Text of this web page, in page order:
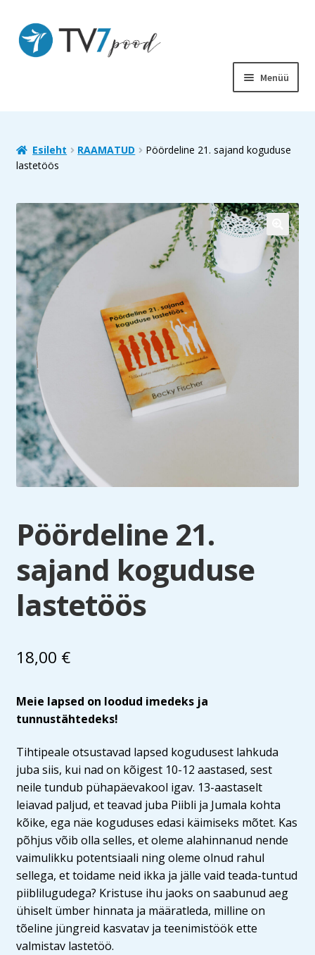
Liigu
navigeerimisele
Liigu
sisu
juurde
Menüü
RAAMATUD
SOODUS
MUUD TOOTED
Esileht RAAMATUD
Pöördeline 21. sajand koguduse
lastetöös
Pöördeline 21.
sajand koguduse
lastetöös
18,00 €
Meie lapsed on loodud imedeks ja
tunnustähtedeks!
Tihtipeale otsustavad lapsed kogudusest lahkuda
juba siis, kui nad on kõigest 10-12 aastased, sest
neile tundub pühapäevakool igav. 13-aastaselt
leiavad paljud, et teavad juba Piibli ja Jumala kohta
kõike, ega näe koguduses edasi käimiseks mõtet. Kas
põhjus võib olla selles, et oleme alahinnanud nende
vaimulikku potentsiaali ning oleme olnud rahul
sellega, et toidame neid ikka ja jälle vaid teada-tuntud
piiblilugudega? Kristuse ihu jaoks on saabunud aeg
ühiselt ümber hinnata ja määratleda, milline on
tõeline jüngreid kasvatav ja teenimistöök ette
valmistav lastetöö.